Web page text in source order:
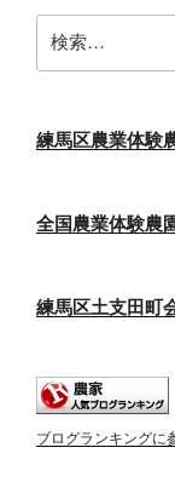
索:
練馬区農業体験
全国農業体験農
練馬区土支田町
ブログランキングに